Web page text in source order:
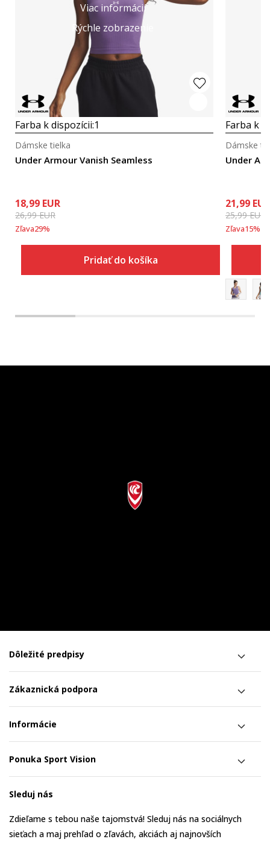
Viac informácií
Rýchle zobrazenie
Farba k dispozícii:1
Under Armour Vanish Seamless
Dámske tielka
18,99 EUR
26,99EUR
Zľava29%
Pridať do košíka
Farba k
Under
Dámske
21,99 EUR
25,99EUR
Zľava15%
Dôležité predpisy
Zákaznická podpora
Informácie
Ponuka Sport Vision
Sleduj nás
Zdieľame s tebou naše tajomstvá! Sleduj nás na sociálnych
sieťach a maj prehľad o zľavách, akciách aj najnovších